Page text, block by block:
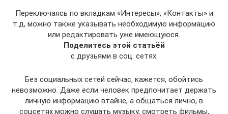
Переключаясь по вкладкам «Интересы», «Контакты» и
т.д, можно также указывать необходимую информацию
или редактировать уже имеющуюся.
Поделитесь этой статьёй
с друзьями в соц. сетях:
Без социальных сетей сейчас, кажется, обойтись
невозможно. Даже если человек предпочитает держать
личную информацию втайне, а общаться лично, в
соцсетях можно слушать музыку, смотреть фильмы,